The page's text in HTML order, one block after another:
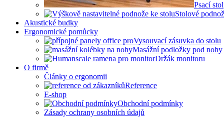
Psací
Stolové
Akustické budky
Ergonomické pomůcky
Vysouvací zásuvka do stolu
Masážní podložky pod nohy
Držák monitoru
O firmě
Články o ergonomii
Reference
E-shop
Obchodní podmínky
Zásady ochrany osobních údajů